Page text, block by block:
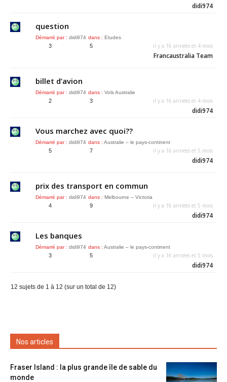
didi974
question
Démarré par : didi974 dans : Etudes
3 5 il y a 16 années et 4 mois
Francaustralia Team
billet d’avion
Démarré par : didi974 dans : Vols Australie
2 3 il y a 16 années et 4 mois
didi974
Vous marchez avec quoi??
Démarré par : didi974 dans : Australie – le pays-continent
5 7 il y a 16 années et 5 mois
didi974
prix des transport en commun
Démarré par : didi974 dans : Melbourne – Victoria
4 9 il y a 16 années et 5 mois
didi974
Les banques
Démarré par : didi974 dans : Australie – le pays-continent
3 5 il y a 16 années et 5 mois
didi974
12 sujets de 1 à 12 (sur un total de 12)
Nos articles
Fraser Island : la plus grande île de sable du
monde